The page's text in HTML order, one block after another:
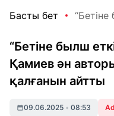
Басты бет
“Бетіне былш
Қамиев ән
қалғанын айтты
09.06.2025 • 08:53